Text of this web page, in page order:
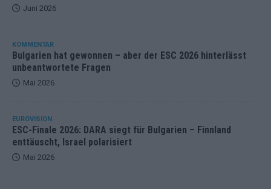
Juni 2026
KOMMENTAR
Bulgarien hat gewonnen – aber der ESC 2026 hinterlässt
unbeantwortete Fragen
Mai 2026
EUROVISION
ESC-Finale 2026: DARA siegt für Bulgarien – Finnland
enttäuscht, Israel polarisiert
Mai 2026